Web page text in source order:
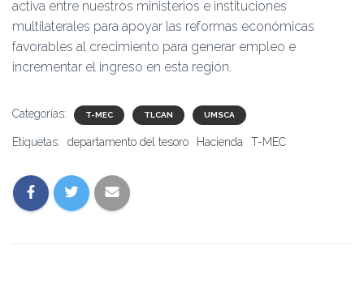
activa entre nuestros ministerios e instituciones
multilaterales para apoyar las reformas económicas
favorables al crecimiento para generar empleo e
incrementar el ingreso en esta región.
Categorías: T-MEC TLCAN UMSCA
Etiquetas: departamento del tesoro Hacienda T-MEC